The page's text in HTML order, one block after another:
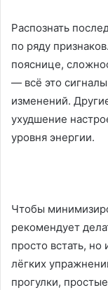
Распознать
по ряду
пояснице,
— всё это
изменений.
ухудшение
уровня энергии.
Чтобы
рекомендует
просто встать, но
лёгких
прогулки,